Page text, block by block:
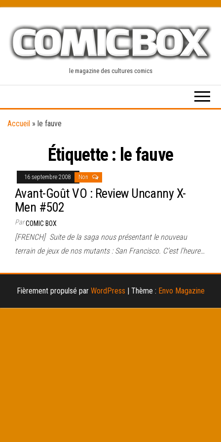
content
le magazine des cultures comics
Accueil » le fauve
Étiquette : le fauve
16 septembre 2008 Non
Avant-Goût VO : Review Uncanny X-
Men #502
ParCOMIC BOX
[FRENCH] Suite de la saga nous présentant le nouveau
terrain de jeux de nos mutants : San Francisco. C’est l’heure…
Fièrement propulsé par WordPress | Thème : Envo Magazine